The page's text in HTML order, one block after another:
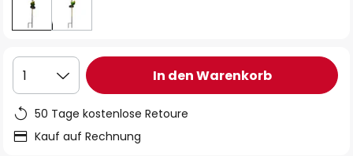
1 In den Warenkorb
50 Tage kostenlose Retoure
Kauf auf Rechnung